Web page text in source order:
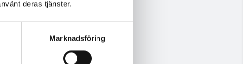
deras tjänster.
Marknadsföring